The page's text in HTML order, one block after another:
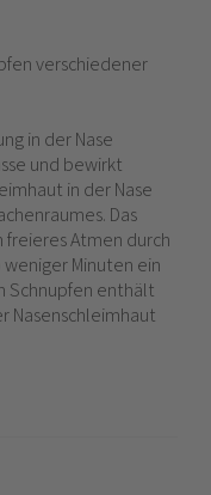
verschiedener
in der Nase
und bewirkt
in der Nase
Das
Atmen durch
Minuten ein
Schnupfen enthält
Nasenschleimhaut